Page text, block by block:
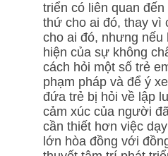
triển có liên quan
thứ cho ai đó, thay vì
cho ai đó, nhưng
hiện của sự không
cách hỏi một số trẻ
phạm pháp và để ý
đứa trẻ bị hỏi về lập
cảm xúc của người
cần thiết hơn việc
lớn hòa đồng với